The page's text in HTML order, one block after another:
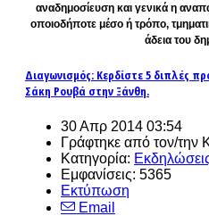
αναδημοσίευση και γενικά η
οποιοδήποτε μέσο ή τρόπο,
άδεια του
Διαγωνισμός: Κερδίστε 5 διπλές
Σάκη Ρουβά στην Ξάνθη.
30 Απρ 2014 03:54
Γράφτηκε από τον/την
Κατηγορία:
Εμφανίσεις: 5365
Εκτύπωση
Email